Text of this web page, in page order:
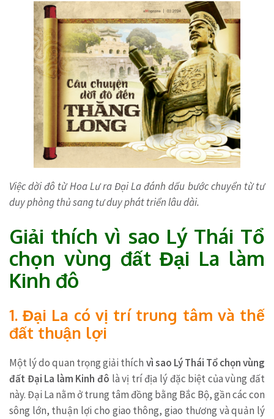
Việc dời đô từ Hoa Lư ra Đại La đánh dấu bước chuyển từ tư
duy phòng thủ sang tư duy phát triển lâu dài.
Giải thích vì sao Lý Thái Tổ
chọn vùng đất Đại La làm
Kinh đô
1. Đại La có vị trí trung tâm và thế
đất thuận lợi
Một lý do quan trọng giải thích vì sao Lý Thái Tổ chọn vùng
đất Đại La làm Kinh đô là vị trí địa lý đặc biệt của vùng đất
này. Đại La nằm ở trung tâm đồng bằng Bắc Bộ, gần các con
sông lớn, thuận lợi cho giao thông, giao thương và quản lý